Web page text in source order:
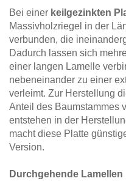
Bei einer keilgezinkten
Massivholzriegel in der
verbunden, die
Dadurch lassen sich
einer langen Lamelle
nebeneinander zu einer
verleimt. Zur Herstellung
Anteil des Baumstammes
entstehen in der
macht diese Platte
Version.
Durchgehende Lamellen